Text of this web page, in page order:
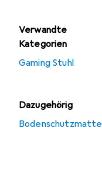
Verwandte
Kategorien
Gaming Stuhl
Dazugehörig
Bodenschutzmatte